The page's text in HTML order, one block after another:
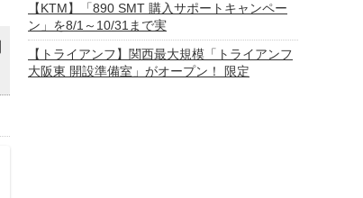
【KTM】「890 SMT 購入サポートキャンペー
ン」を8/1～10/31まで実
【トライアンフ】関西最大規模「トライアンフ
大阪東 開設準備室」がオープン！ 限定